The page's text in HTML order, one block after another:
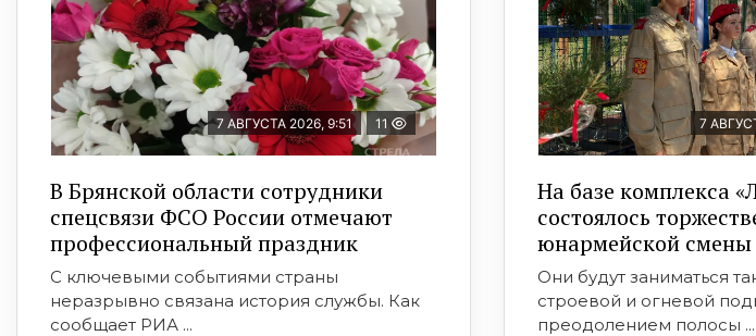
7 АВГУСТА 2026, 9:51 11
В Брянской области сотрудники
спецсвязи ФСО России отмечают
профессиональный праздник
С ключевыми событиями страны
неразрывно связана история службы. Как
сообщает РИА ...
7
На базе комплекса
состоялось
юнармейской смены
Они будут заниматься
строевой и огневой
преодолением полосы ...